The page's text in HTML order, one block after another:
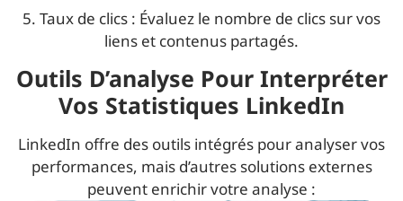
5. Taux de clics : Évaluez le nombre de clics sur vos
liens et contenus partagés.
Outils D’analyse Pour Interpréter
Vos Statistiques LinkedIn
LinkedIn offre des outils intégrés pour analyser vos
performances, mais d’autres solutions externes
peuvent enrichir votre analyse :